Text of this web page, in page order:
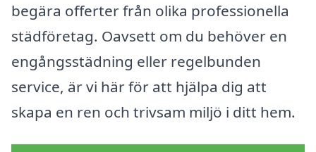
begära offerter från olika professionella
städföretag. Oavsett om du behöver en
engångsstädning eller regelbunden
service, är vi här för att hjälpa dig att
skapa en ren och trivsam miljö i ditt hem.